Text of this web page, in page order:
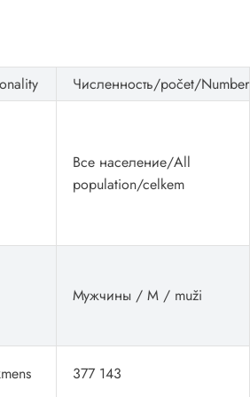
Численность/počet/Number
Все население/All
population/celkem
Мужчины / M / muži
377 143